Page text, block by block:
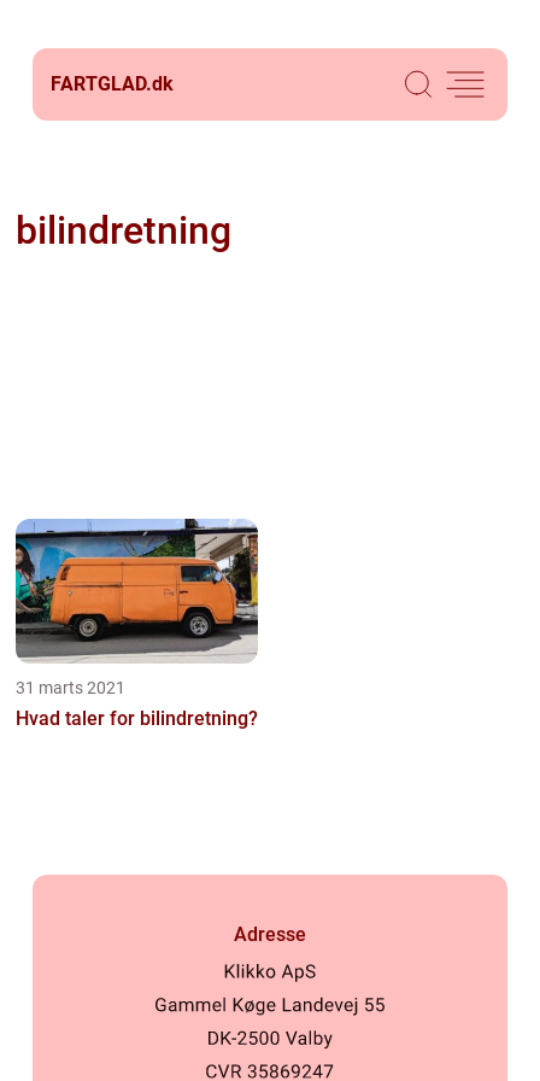
FARTGLAD.dk
bilindretning
31 marts 2021
Hvad taler for bilindretning?
Adresse